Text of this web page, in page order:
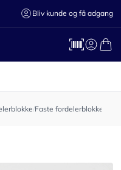
Ring til os
Bliv kunde og få adgang
/Faste fordelerblokke